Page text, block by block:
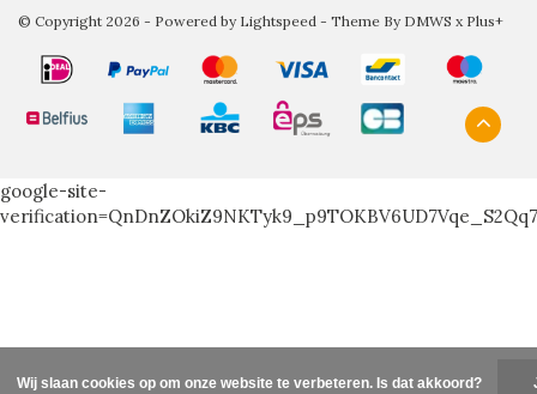
© Copyright 2026 - Powered by Lightspeed - Theme By DMWS x Plus+
google-site-
Wij slaan cookies op om onze website te verbeteren. Is dat akkoord?